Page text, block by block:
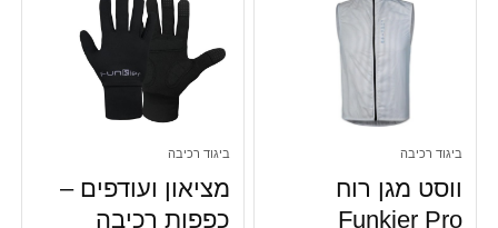
ביגוד רכיבה
ווסט מגן רוח
Funkier Pro
ביגוד רכיבה
מציאון ועודפים –
כפפות רכיבה